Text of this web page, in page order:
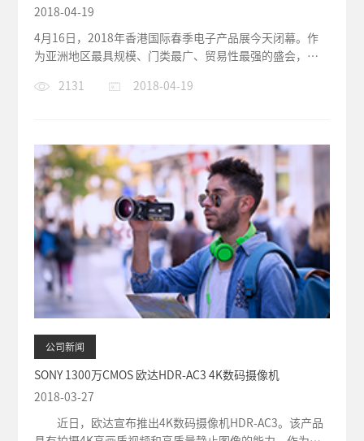
2018-04-19
4月16日，2018年香港国际春季电子产品展今天闭幕。作
为亚洲地区最具规模、门类最广、贸易性最强的盛会，汇
2131
2018-04-19
公司新闻
SONY 1300万CMOS 欧达HDR-AC3 4K数码摄像机
2018-03-27
近日，欧达宣布推出4K数码摄像机HDR-AC3。该产品